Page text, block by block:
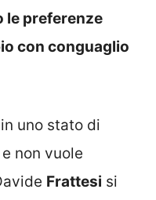
le preferenze
con conguaglio
uno stato di
non vuole
Frattesi si